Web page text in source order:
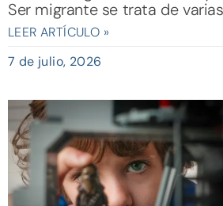
Ser migrante se trata de
LEER ARTÍCULO »
7 de julio, 2026